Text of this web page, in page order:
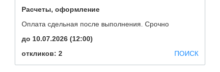
Расчеты, оформление
Оплата сдельная после выполнения. Срочно
до 10.07.2026 (12:00)
откликов: 2
ПОИСК